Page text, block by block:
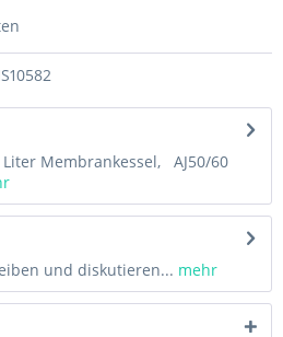
Membrankessel, AJ50/60
und diskutieren... mehr